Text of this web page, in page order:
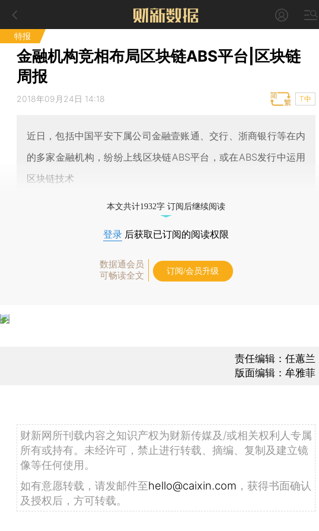
特报
金融机构竞相布局区块链ABS平台|区块链
周报
2018年09月24日 14:18 T中
近日，包括中国平安下属公司金融壹账通、交行、浙商银行等在内
的多家金融机构，纷纷上线区块链ABS平台，或在ABS发行中运用
区块链技术
本文共计1932字 订阅后继续阅读
登录 后获取已订阅的阅读权限
数据通会员
可畅读全文
订阅/会员升级
责任编辑：任蕙兰
版面编辑：牟雅菲
财新网所刊载内容之知识产权为财新传媒及/或相关权利人专属
所有或持有。未经许可，禁止进行转载、摘编、复制及建立镜
像等任何使用。
如有意愿转载，请发邮件至hello@caixin.com ，获得书面确认
及授权后，方可转载。